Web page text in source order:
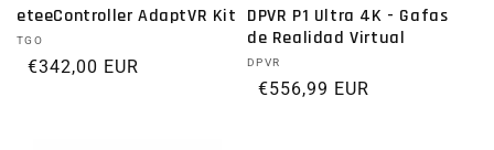
eteeController AdaptVR Kit
Proveedor:
TGO
Precio habitual
€342,00 EUR
DPVR P1 Ultra 4K - Gafas
de Realidad Virtual
Proveedor:
DPVR
Precio habitual
€556,99 EUR